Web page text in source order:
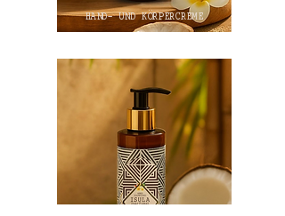
HAND- UND KÖRPERCREME